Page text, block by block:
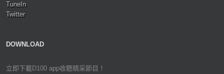
TuneIn
Twitter
DOWNLOAD
立即下載D100 app收聽精采節目！